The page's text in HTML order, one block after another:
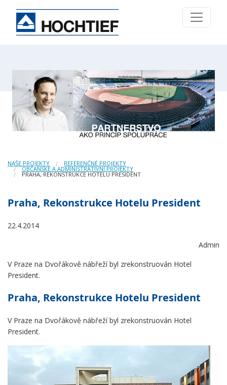
NAŠE PROJEKTY REFERENČNÉ PROJEKTY
OBČANSKÉ A ADMINISTRATIVNÍ PROJEKTY
PRAHA, REKONSTRUKCE HOTELU PRESIDENT
Praha, Rekonstrukce Hotelu President
22.4.2014
Admin
V Praze na Dvořákově nábřeží byl zrekonstruován Hotel
President.
Praha, Rekonstrukce Hotelu President
V Praze na Dvořákově nábřeží byl zrekonstruován Hotel
President.